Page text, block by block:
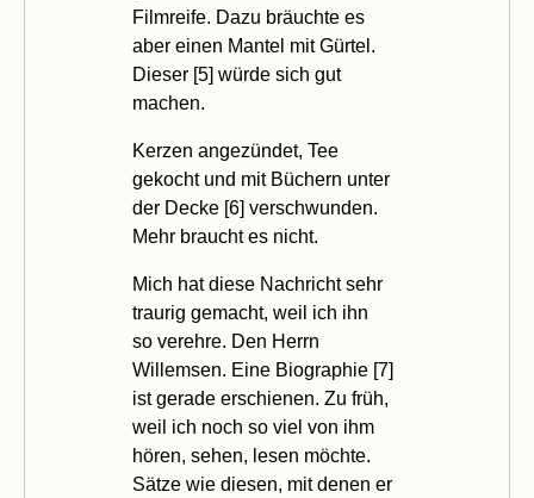
Filmreife. Dazu bräuchte es
aber einen Mantel mit Gürtel.
Dieser [5] würde sich gut
machen.
Kerzen angezündet, Tee
gekocht und mit Büchern unter
der Decke [6] verschwunden.
Mehr braucht es nicht.
Mich hat diese Nachrichtsehr
traurig gemacht, weil ich ihn
so verehre. Den Herrn
Willemsen. Eine Biographie [7]
ist gerade erschienen. Zu früh,
weil ich noch so viel von ihm
hören, sehen, lesen möchte.
Sätze wie diesen, mit denen er